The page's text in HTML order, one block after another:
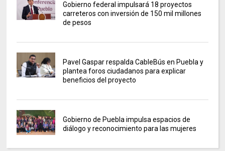
Gobierno federal impulsará 18 proyectos
carreteros con inversión de 150 mil millones
de pesos
Pavel Gaspar respalda CableBús en Puebla y
plantea foros ciudadanos para explicar
beneficios del proyecto
Gobierno de Puebla impulsa espacios de
diálogo y reconocimiento para las mujeres